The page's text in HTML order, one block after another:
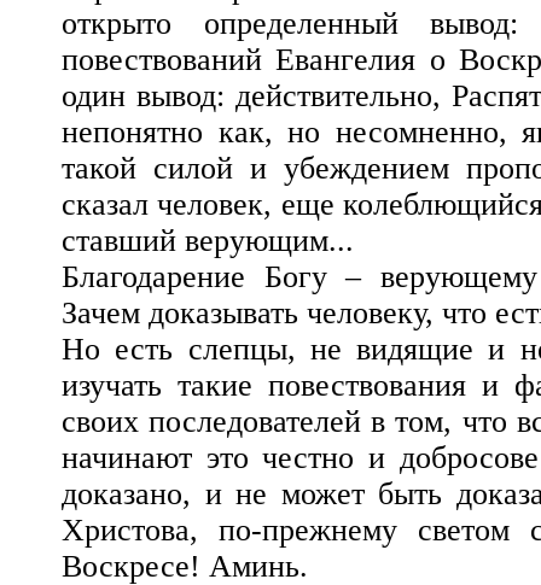
открыто определенный
повествований Евангелия о
один вывод: действительно,
непонятно как, но несомненно,
такой силой и убеждением
сказал человек, еще
ставший верующим...
Благодарение Богу –
Зачем доказывать человеку, что
Но есть слепцы, не видящие и
изучать такие повествования и
своих последователей в том, что
начинают это честно и
доказано, и не может быть
Христова, по-прежнему светом
Воскресе! Аминь.